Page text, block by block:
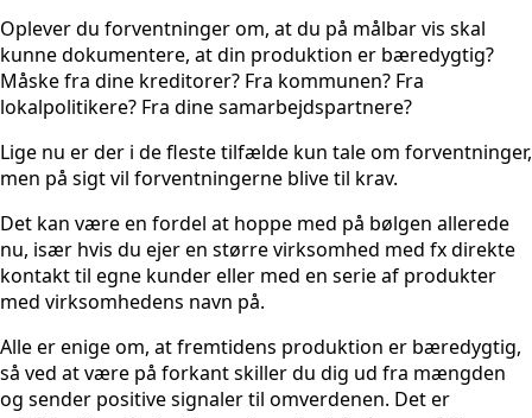
Oplever du forventninger om, at du på målbar vis skal
kunne dokumentere, at din produktion er bæredygtig?
Måske fra dine kreditorer? Fra kommunen? Fra
lokalpolitikere? Fra dine samarbejdspartnere?
Lige nu er der i de fleste tilfælde kun tale om forventninger,
men på sigt vil forventningerne blive til krav.
Det kan være en fordel at hoppe med på bølgen allerede
nu, især hvis du ejer en større virksomhed med fx direkte
kontakt til egne kunder eller med en serie af produkter
med virksomhedens navn på.
Alle er enige om, at fremtidens produktion er bæredygtig,
så ved at være på forkant skiller du dig ud fra mængden
og sender positive signaler til omverdenen. Det er